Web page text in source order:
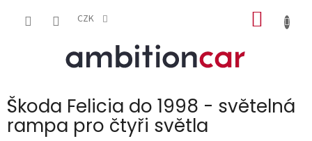
CZK
KOŠÍK
Škoda Felicia do 1998 - světelná
rampa pro čtyři světla